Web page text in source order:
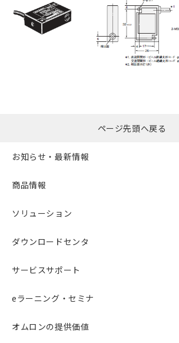
ページ先頭へ戻る
お知らせ・最新情報
商品情報
ソリューション
ダウンロードセンタ
サービスサポート
eラーニング・セミナ
オムロンの提供価値